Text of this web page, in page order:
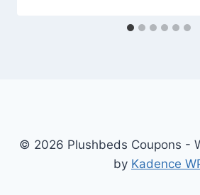
© 2026 Plushbeds Coupons -
by Kadence